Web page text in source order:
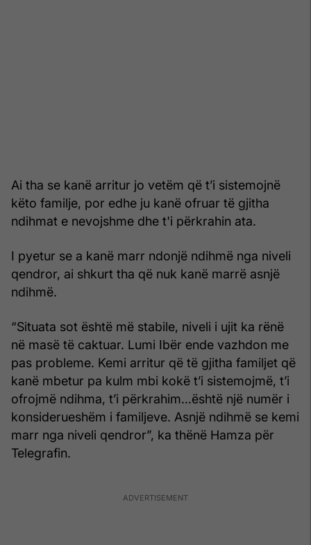
Ai tha se kanë arritur jo vetëm që t’i sistemojnë
këto familje, por edhe ju kanë ofruar të gjitha
ndihmat e nevojshme dhe t'i përkrahin ata.
I pyetur se a kanë marr ndonjë ndihmë nga niveli
qendror, ai shkurt tha që nuk kanë marrë asnjë
ndihmë.
“Situata sot është më stabile, niveli i ujit ka rënë
në masë të caktuar. Lumi Ibër ende vazhdon me
pas probleme. Kemi arritur që të gjitha familjet që
kanë mbetur pa kulm mbi kokë t’i sistemojmë, t’i
ofrojmë ndihma, t’i përkrahim...është një numër i
konsiderueshëm i familjeve. Asnjë ndihmë se kemi
marr nga niveli qendror”, ka thënë Hamza për
Telegrafin.